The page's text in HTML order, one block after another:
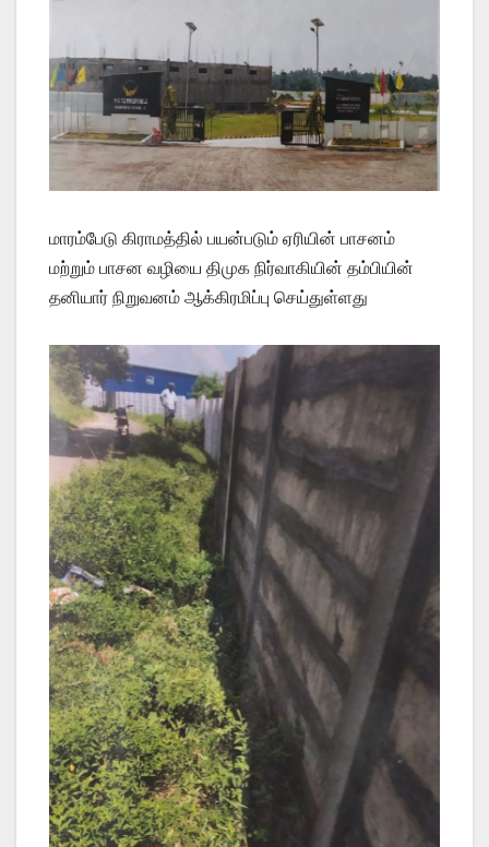
மாரம்பேடு கிராமத்தில் பயன்படும் ஏரியின் பாசனம்
மற்றும் பாசன வழியை திமுக நிர்வாகியின் தம்பியின்
தனியார் நிறுவனம் ஆக்கிரமிப்பு செய்துள்ளது